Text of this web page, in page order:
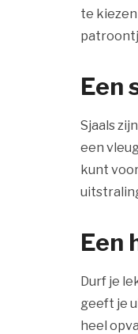
te
Een
Sjaals
een
kunt
Een
Durf je
geeft je
heel